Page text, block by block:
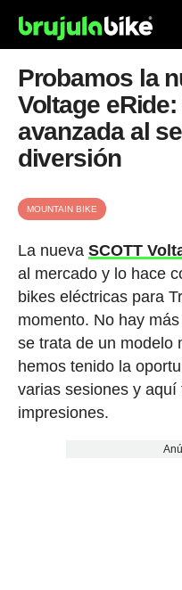
Probamos la
Voltage
avanzada al
diversión
MOUNTAIN BIKE
La nueva SCOTT
al mercado y lo hace
bikes eléctricas para
momento. No hay
se trata de un modelo
hemos tenido la
varias sesiones y
impresiones.